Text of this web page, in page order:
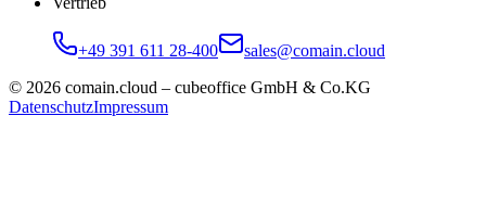
+49 391 611 28-400
sales@comain.cloud
© 2026 comain.cloud – cubeoffice GmbH & Co.KG
DatenschutzImpressum